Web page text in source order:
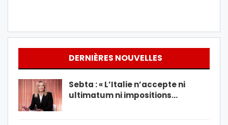
DERNIÈRES NOUVELLES
Sebta : « L’Italie n’accepte ni
ultimatum ni impositions…